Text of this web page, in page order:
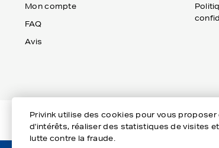
Mon compte
FAQ
Avis
Privink utilise des cookies pour vous
d'intérêts, réaliser des statistiques de visites
lutte contre la fraude.